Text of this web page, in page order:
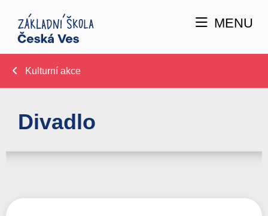
MENU
Kulturní akce
Divadlo